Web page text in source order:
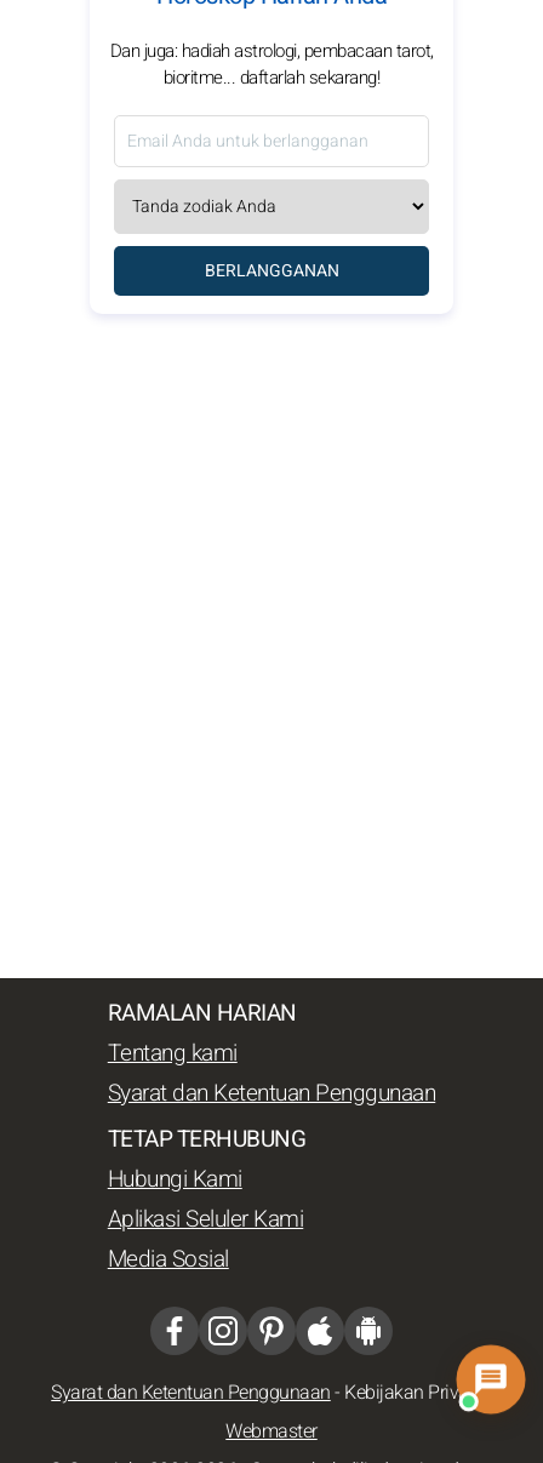
Dan juga: hadiah astrologi, pembacaan tarot,
bioritme... daftarlah sekarang!
BERLANGGANAN
RAMALAN HARIAN
Tentang kami
Syarat dan Ketentuan Penggunaan
TETAP TERHUBUNG
Hubungi Kami
Aplikasi Seluler Kami
Media Sosial
Syarat dan Ketentuan Penggunaan- Kebijakan Privasi-
Webmaster